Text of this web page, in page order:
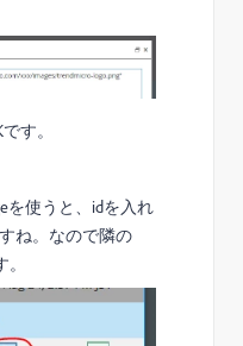
す。
を使うと、idを入れ
ね。なので隣の